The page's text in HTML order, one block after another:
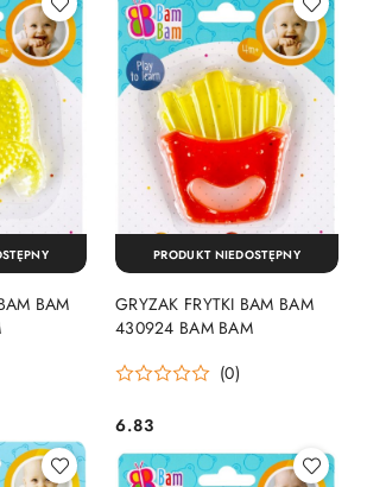
BAM
GRYZAK FRYTKI BAM BAM
430924 BAM BAM
(0)
Cena:
6.83
PRODUKT NIEDOSTĘPNY